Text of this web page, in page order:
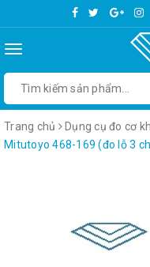
Toggle
Trang chủ Dụng cụ đo cơ
Mitutoyo 468-169 (đo lỗ 3